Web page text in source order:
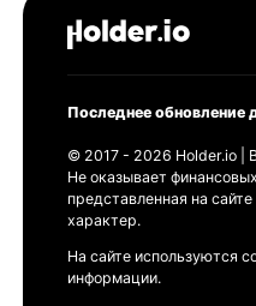
Последнее обновление
© 2017 - 2026 Holder.io |
Не оказывает
представленная на
характер.
На сайте используются
информации.